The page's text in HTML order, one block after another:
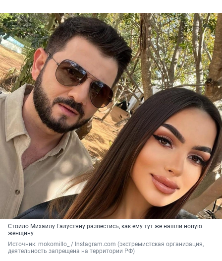
Стоило Михаилу Галустяну развестись, как ему тут же нашли новую
женщину
Источник: mokomillo_ / Instagram.com (экстремистская организация,
деятельность запрещена на территории РФ)